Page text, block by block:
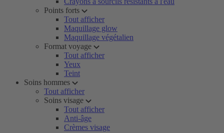
Points forts
Tout afficher
Maquillage glow
Maquillage végétalien
Format voyage
Tout afficher
Yeux
Teint
Soins hommes
Tout afficher
Soins visage
Tout afficher
Anti-âge
Crèmes visage